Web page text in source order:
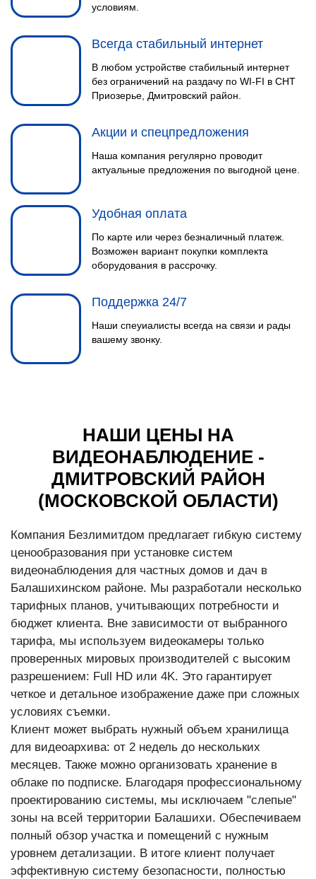
условиям.
Всегда стабильный интернет
В любом устройстве стабильный интернет
без ограничений на раздачу по WI-FI в СНТ
Приозерье, Дмитровский район.
Акции и спецпредложения
Наша компания регулярно проводит
актуальные предложения по выгодной цене.
Удобная оплата
По карте или через безналичный платеж.
Возможен вариант покупки комплекта
оборудования в рассрочку.
Поддержка 24/7
Наши спеуиалисты всегда на связи и рады
вашему звонку.
НАШИ ЦЕНЫ НА
ВИДЕОНАБЛЮДЕНИЕ -
ДМИТРОВСКИЙ РАЙОН
(МОСКОВСКОЙ ОБЛАСТИ)
Компания Безлимитдом предлагает гибкую систему
ценообразования при установке систем
видеонаблюдения для частных домов и дач в
Балашихинском районе. Мы разработали несколько
тарифных планов, учитывающих потребности и
бюджет клиента. Вне зависимости от выбранного
тарифа, мы используем видеокамеры только
проверенных мировых производителей с высоким
разрешением: Full HD или 4K. Это гарантирует
четкое и детальное изображение даже при сложных
условиях съемки.
Клиент может выбрать нужный объем хранилища
для видеоархива: от 2 недель до нескольких
месяцев. Также можно организовать хранение в
облаке по подписке. Благодаря профессиональному
проектированию системы, мы исключаем "слепые"
зоны на всей территории Балашихи. Обеспечиваем
полный обзор участка и помещений с нужным
уровнем детализации. В итоге клиент получает
эффективную систему безопасности, полностью